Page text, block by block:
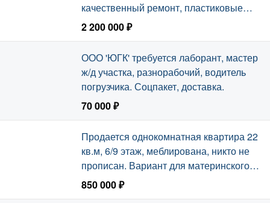
качественный ремонт, пластиковые
окна, балкон застеклён.
2 200 000 ₽
Сегодня, 17:11
ООО 'ЮГК' требуется лаборант, мастер
ж/д участка, разнорабочий, водитель
погрузчика. Соцпакет, доставка.
70 000 ₽
Сегодня, 17:10
Продается однокомнатная квартира 22
кв.м, 6/9 этаж, меблирована, никто не
прописан. Вариант для материнского
капитала.
850 000 ₽
Сегодня, 17:10